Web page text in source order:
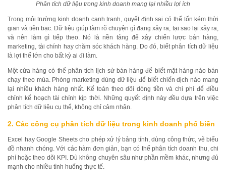
Phân tích dữ liệu trong kinh doanh mang lại nhiều lợi ích
Trong môi trường kinh doanh cạnh tranh, quyết định sai có thể tốn kém thời
gian và tiền bạc. Dữ liệu giúp làm rõ chuyện gì đang xảy ra, tại sao lại xảy ra,
và nên làm gì tiếp theo. Nó là nền tảng để xây chiến lược bán hàng,
marketing, tài chính hay chăm sóc khách hàng. Do đó, biết phân tích dữ liệu
là lợi thế lớn cho bất kỳ ai đi làm.
Một cửa hàng có thể phân tích lịch sử bán hàng để biết mặt hàng nào bán
chạy theo mùa. Phòng marketing dùng dữ liệu để biết chiến dịch nào mang
lại nhiều khách hàng nhất. Kế toán theo dõi dòng tiền và chi phí để điều
chỉnh kế hoạch tài chính kịp thời. Những quyết định này đều dựa trên việc
phân tích dữ liệu cụ thể, không chỉ cảm nhận.
2. Các công cụ phân tích dữ liệu trong kinh doanh phổ biến
Excel hay Google Sheets cho phép xử lý bảng tính, dùng công thức, vẽ biểu
đồ nhanh chóng. Với các hàm đơn giản, bạn có thể phân tích doanh thu, chi
phí hoặc theo dõi KPI. Dù không chuyên sâu như phần mềm khác, nhưng đủ
mạnh cho nhiều tình huống thực tế.